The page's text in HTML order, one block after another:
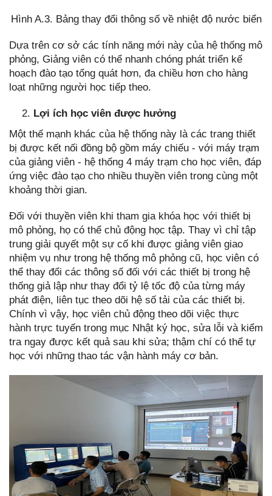
Hình A.3. Bảng thay đổi thông số về nhiệt độ nước biển
Dựa trên cơ sở các tính năng mới này của hệ thống mô
phỏng, Giảng viên có thể nhanh chóng phát triển kế
hoạch đào tạo tổng quát hơn, đa chiều hơn cho hàng
loạt những người học tiếp theo.
Lợi ích học viên được hưởng
Một thế mạnh khác của hệ thống này là các trang thiết
bị được kết nối đồng bộ gồm máy chiếu - với máy trạm
của giảng viên - hệ thống 4 máy trạm cho học viên, đáp
ứng việc đào tạo cho nhiều thuyền viên trong cùng một
khoảng thời gian.
Đối với thuyền viên khi tham gia khóa học với thiết bị
mô phỏng, họ có thể chủ động học tập. Thay vì chỉ tập
trung giải quyết một sự cố khi được giảng viên giao
nhiệm vụ như trong hệ thống mô phỏng cũ, học viên có
thể thay đổi các thông số đối với các thiết bị trong hệ
thống giả lập như thay đổi tỷ lệ tốc độ của từng máy
phát điện, liên tục theo dõi hệ số tải của các thiết bị.
Chính vì vậy, học viên chủ động theo dõi việc thực
hành trực tuyến trong mục Nhật ký học, sửa lỗi và kiểm
tra ngay được kết quả sau khi sửa; thậm chí có thể tự
học với những thao tác vận hành máy cơ bản.